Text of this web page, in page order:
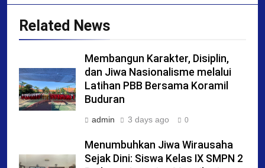
Related News
Membangun Karakter, Disiplin,
dan Jiwa Nasionalisme melalui
Latihan PBB Bersama Koramil
Buduran
admin 3 days ago 0
Menumbuhkan Jiwa Wirausaha
Sejak Dini: Siswa Kelas IX SMPN 2